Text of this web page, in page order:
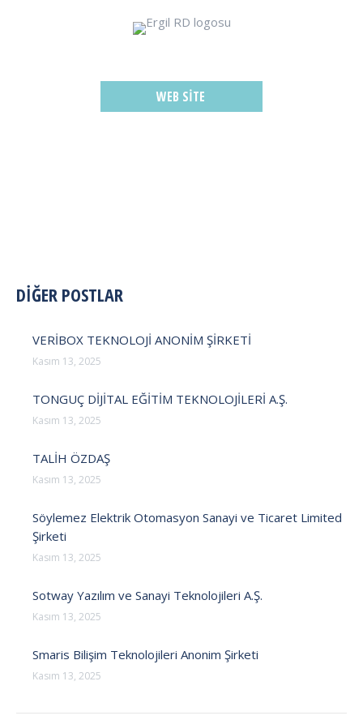
WEB SITE
POST
DİĞER POSTLAR
VERİBOX TEKNOLOJİ ANONİM ŞİRKETİ
Kasım 13, 2025
TONGUÇ DİJİTAL EĞİTİM TEKNOLOJİLERİ A.Ş.
Kasım 13, 2025
TALİH ÖZDAŞ
Kasım 13, 2025
Söylemez Elektrik Otomasyon Sanayi ve Ticaret Limited
Şirketi
Kasım 13, 2025
Sotway Yazılım ve Sanayi Teknolojileri A.Ş.
Kasım 13, 2025
Smaris Bilişim Teknolojileri Anonim Şirketi
Kasım 13, 2025